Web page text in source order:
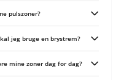
pulszoner?
(fx vægttab, sygdom,
tjek hver 4-6 uge og basér
jeg bruge en brystrem?
mere pålidelige på grund af
med en brystrem én gang for
mine zoner dag for dag?